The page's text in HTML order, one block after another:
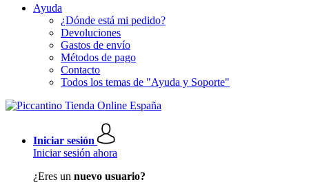
Ayuda
¿Dónde está mi pedido?
Devoluciones
Gastos de envío
Métodos de pago
Contacto
Todos los temas de "Ayuda y Soporte"
Iniciar sesión
Iniciar sesión ahora
¿Eres un nuevo usuario?